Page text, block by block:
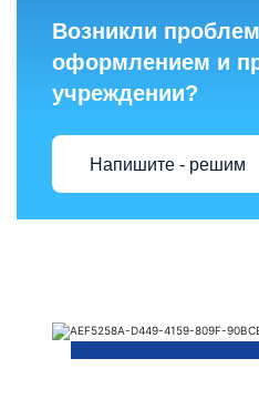
Возникли
оформлением и
учреждении?
Напишите - решим